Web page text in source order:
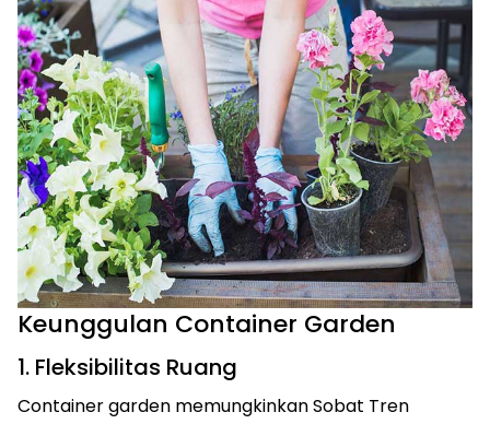
Keunggulan Container Garden
1. Fleksibilitas Ruang
Container garden memungkinkan Sobat Tren